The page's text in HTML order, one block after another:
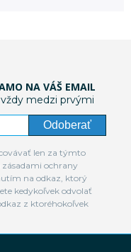
NA VÁŠ EMAIL
medzi prvými
Odoberať
len za týmto
zásadami ochrany
na odkaz, ktorý
kedykoľvek odvolať
z ktoréhokoľvek